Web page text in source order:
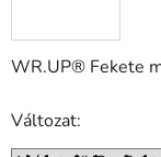
WR.UP® Fekete
Változat: